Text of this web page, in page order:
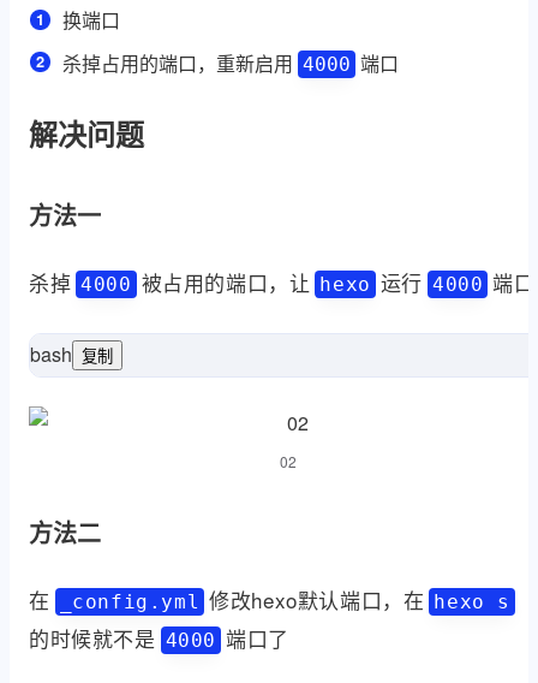
换端口
杀掉占用的端口，重新启用 4000 端口
解决问题
方法一
杀掉 4000 被占用的端口，让 hexo 运行 4000 端口
bash 复制
-ano | findstr
02
方法二
在 _config.yml 修改hexo默认端口，在 hexo s
的时候就不是 4000 端口了